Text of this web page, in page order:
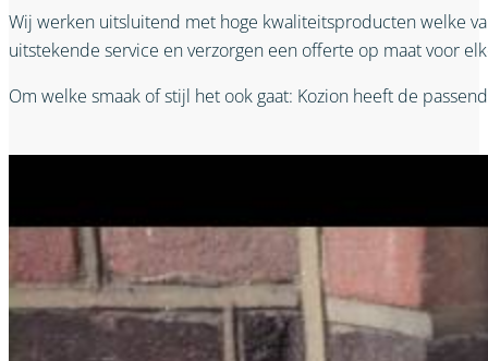
Wij werken uitsluitend met hoge kwaliteitsproducten welke
uitstekende service en verzorgen een offerte op maat voor
Om welke smaak of stijl het ook gaat: Kozion heeft de